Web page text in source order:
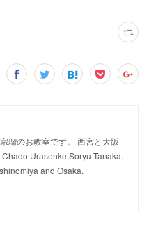
瑠のお教室です。 西宮と大阪
Urasenke,Soryu Tanaka.
and Osaka.